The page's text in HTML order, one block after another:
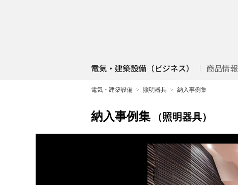
電気・建築設備（ビジネス） 商品情報
電気・建築設備 照明器具 納入事例集
納入事例集 （照明器具）